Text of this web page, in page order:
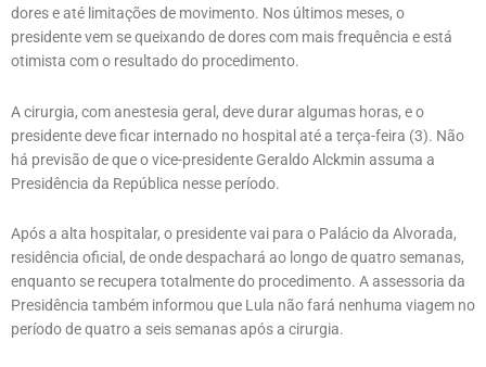
dores e até limitações de movimento. Nos últimos meses, o
presidente vem se queixando de dores com mais frequência e está
otimista com o resultado do procedimento.
A cirurgia, com anestesia geral, deve durar algumas horas, e o
presidente deve ficar internado no hospital até a terça-feira (3). Não
há previsão de que o vice-presidente Geraldo Alckmin assuma a
Presidência da República nesse período.
Após a alta hospitalar, o presidente vai para o Palácio da Alvorada,
residência oficial, de onde despachará ao longo de quatro semanas,
enquanto se recupera totalmente do procedimento. A assessoria da
Presidência também informou que Lula não fará nenhuma viagem no
período de quatro a seis semanas após a cirurgia.